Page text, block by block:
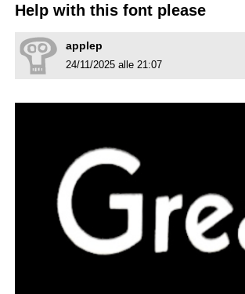
Help with this font please
applep
24/11/2025 alle 21:07